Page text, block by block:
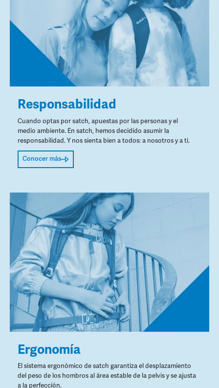
Responsabilidad
Cuando optas por satch, apuestas por las personas y el
medio ambiente. En satch, hemos decidido asumir la
responsabilidad. Y nos sienta bien a todos: a nosotros y a ti.
Conocer más
Ergonomía
El sistema ergonómico de satch garantiza el desplazamiento
del peso de los hombros al área estable de la pelvis y se ajusta
a la perfección.